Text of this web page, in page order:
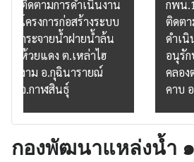
กพน.1 ลงพื้นที่ตรวจ
ติดตามและเร่งรัดการ
ดำเนินงาน โครงการ
อนุรักษ์ฟื้นฟูแหล่งน้ำ
คลองตาเจ้ย ต.ป่ามะ
คาบ อ.เมือง จ.พิจิตร
ติด
ดำ
อ
คล
หน
อ.
กองพัฒนาแหล่งน้ำ ๑